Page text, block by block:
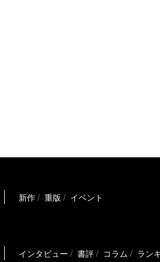
新作 重版 イベント
インタビュー 書評 コラム ラン